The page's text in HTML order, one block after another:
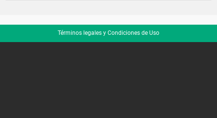
Términos legales y Condiciones de Uso